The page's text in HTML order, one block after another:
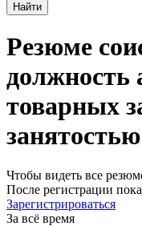
Найти
Резюме
должность
товарных
Чтобы видеть все
После регистрации
Зарегистрироваться
За всё время